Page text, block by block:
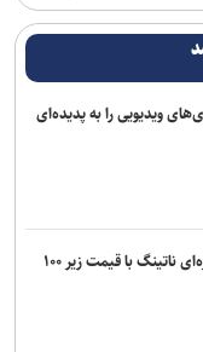
بازی‌های ویدیویی را به پدیده‌ای
نخستین هدفون گیره‌ای ناتینگ با قیمت زیر ۱۰۰